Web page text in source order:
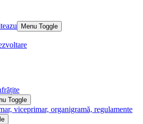
Menu Toggle
Toggle
viceprimar, organigramă, regulamente